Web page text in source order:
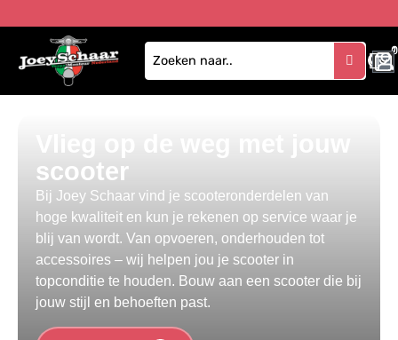
0
1
scooter
Bij Joey Schaar vind je scooteronderdelen van
hoge kwaliteit en kun je rekenen op service waar je
blij van wordt. Van opvoeren, onderhouden tot
accessoires – wij helpen jou je scooter in
topconditie te houden. Bouw aan een scooter die bij
jouw stijl en behoeften past.